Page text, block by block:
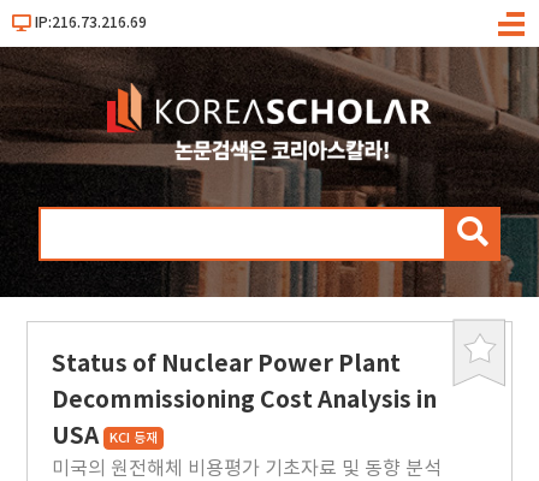
IP:216.73.216.69
메
검
북
Status of Nuclear Power Plant
Decommissioning Cost Analysis in
USA KCI 등재
미국의 원전해체 비용평가 기초자료 및 동향 분석